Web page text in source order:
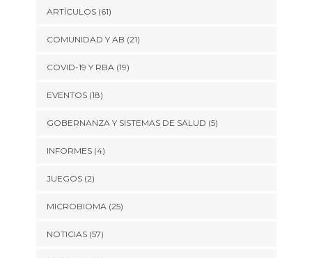
ARTÍCULOS(61)
COMUNIDAD Y AB (21)
COVID-19 Y RBA(19)
EVENTOS(18)
GOBERNANZA Y SISTEMAS DE SALUD (5)
INFORMES(4)
JUEGOS(2)
MICROBIOMA(25)
NOTICIAS(57)